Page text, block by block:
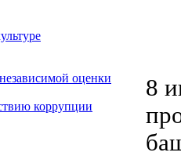
оценки
коррупции
8